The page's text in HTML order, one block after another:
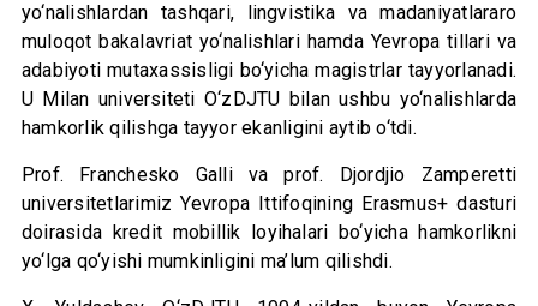
yo‘nalishlardan tashqari, lingvistika va madaniyatlararo
muloqot bakalavriat yo‘nalishlari hamda Yevropa tillari va
adabiyoti mutaxassisligi bo‘yicha magistrlar tayyorlanadi.
U Milan universiteti O‘zDJTU bilan ushbu yo‘nalishlarda
hamkorlik qilishga tayyor ekanligini aytib o‘tdi.
Prof. Franchesko Galli va prof. Djordjio Zamperetti
universitetlarimiz Yevropa Ittifoqining Erasmus+ dasturi
doirasida kredit mobillik loyihalari bo‘yicha hamkorlikni
yo‘lga qo‘yishi mumkinligini ma’lum qilishdi.